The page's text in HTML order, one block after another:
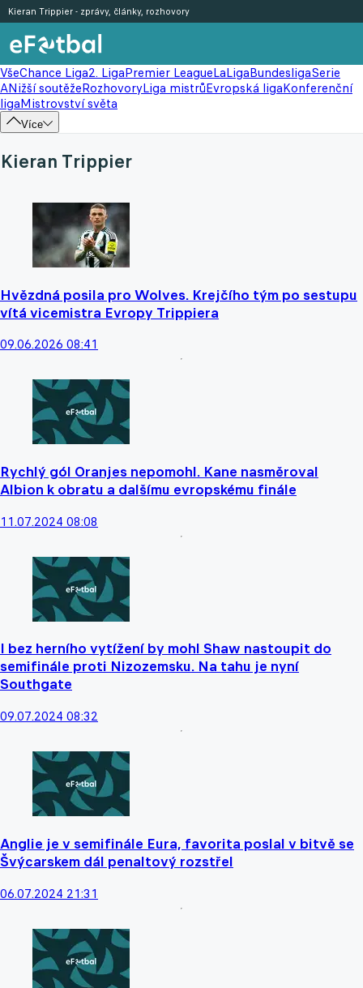
VšeChance Liga2. LigaPremier LeagueLaLigaBundesligaSerie
ANižší soutěžeRozhovoryLiga mistrůEvropská ligaKonferenční
ligaMistrovství světa
Více
Kieran Trippier - zprávy, články, rozhovory
Kieran Trippier
Hvězdná posila pro Wolves. Krejčího tým po sestupu
vítá vicemistra Evropy Trippiera
09.06.2026 08:41
Rychlý gól Oranjes nepomohl. Kane nasměroval
Albion k obratu a dalšímu evropskému finále
11.07.2024 08:08
I bez herního vytížení by mohl Shaw nastoupit do
semifinále proti Nizozemsku. Na tahu je nyní
Southgate
09.07.2024 08:32
Anglie je v semifinále Eura, favorita poslal v bitvě se
Švýcarskem dál penaltový rozstřel
06.07.2024 21:31